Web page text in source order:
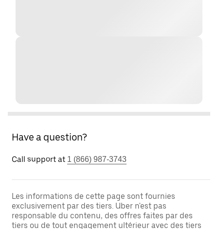
Have a question?
Call support at 1 (866) 987-3743
Les informations de cette page sont fournies
exclusivement par des tiers. Uber n'est pas
responsable du contenu, des offres faites par des
tiers ou de tout engagement ultérieur avec des tiers